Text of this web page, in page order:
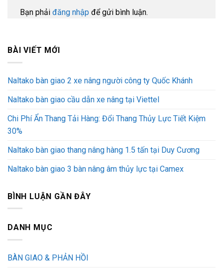
Bạn phải đăng nhập để gửi bình luận.
BÀI VIẾT MỚI
Naltako bàn giao 2 xe nâng người công ty Quốc Khánh
Naltako bàn giao cầu dẫn xe nâng tại Viettel
Chi Phí Ẩn Thang Tải Hàng: Đổi Thang Thủy Lực Tiết Kiệm
30%
Naltako bàn giao thang nâng hàng 1.5 tấn tại Duy Cương
Naltako bàn giao 3 bàn nâng âm thủy lực tại Camex
BÌNH LUẬN GẦN ĐÂY
DANH MỤC
BÀN GIAO & PHẢN HỒI